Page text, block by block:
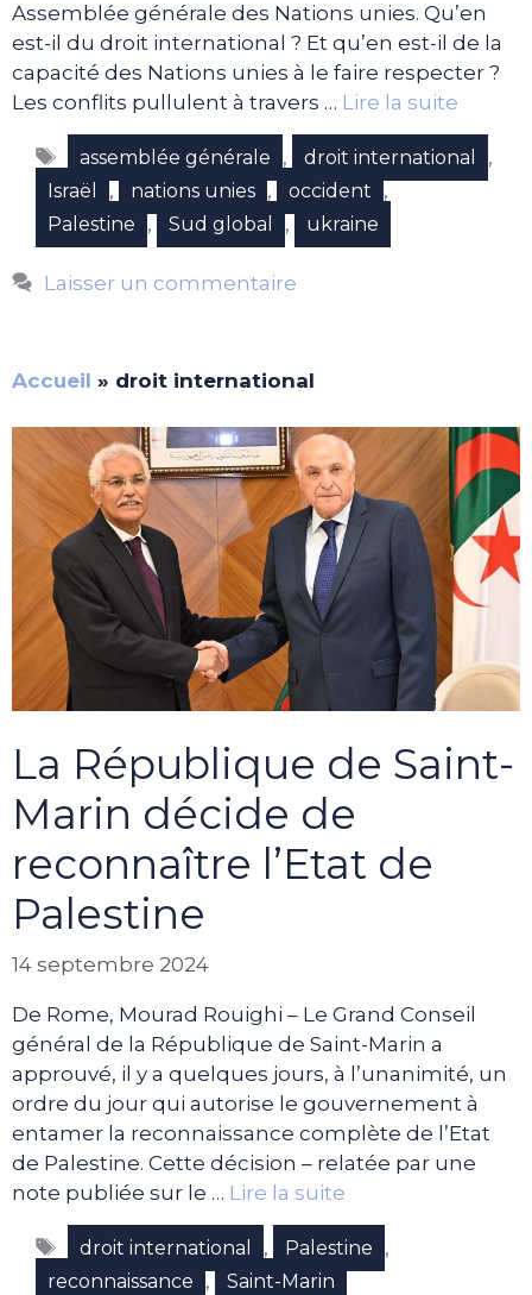
Assemblée générale des Nations unies. Qu’en
est-il du droit international ? Et qu’en est-il de la
capacité des Nations unies à le faire respecter ?
Les conflits pullulent à travers … Lire la suite
Étiquettes
assemblée générale , droit international ,
Israël , nations unies , occident ,
Palestine , Sud global , ukraine
Laisser un commentaire
Accueil » droit international
La République de Saint-
Marin décide de
reconnaître l’Etat de
Palestine
14 septembre 2024
De Rome, Mourad Rouighi – Le Grand Conseil
général de la République de Saint-Marin a
approuvé, il y a quelques jours, à l’unanimité, un
ordre du jour qui autorise le gouvernement à
entamer la reconnaissance complète de l’Etat
de Palestine. Cette décision – relatée par une
note publiée sur le … Lire la suite
Étiquettes
droit international , Palestine ,
reconnaissance , Saint-Marin